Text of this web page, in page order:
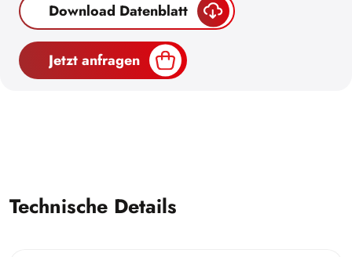
Download Datenblatt
Jetzt anfragen
Technische Details